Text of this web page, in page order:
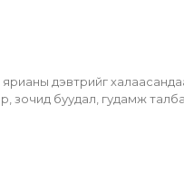
дэвтрийг
зочид буудал, гудамж